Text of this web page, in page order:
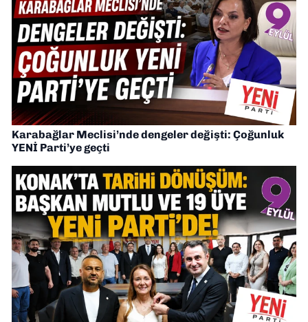
Karabağlar Meclisi’nde dengeler değişti: Çoğunluk
YENİ Parti’ye geçti